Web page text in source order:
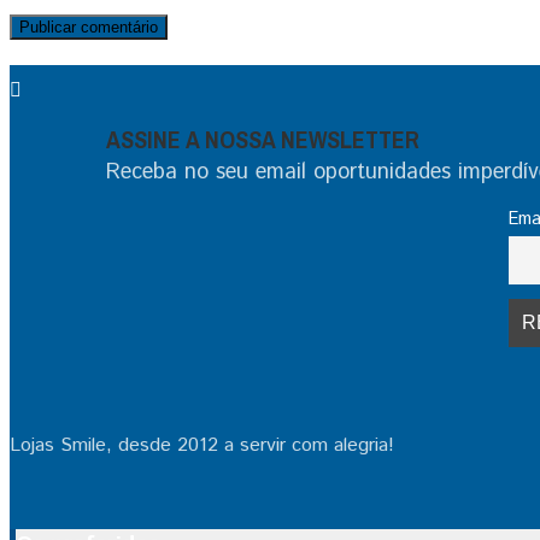
ASSINE A NOSSA NEWSLETTER
Receba no seu email oportunidades
Lojas Smile, desde 2012 a servir com alegria!